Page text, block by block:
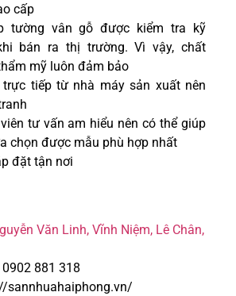
cấp
tường vân gỗ được kiểm tra kỹ
bán ra thị trường. Vì vậy, chất
mỹ luôn đảm bảo
trực tiếp từ nhà máy sản xuất nên
tư vấn am hiểu nên có thể giúp
chọn được mẫu phù hợp nhất
đặt tận nơi
Văn Linh, Vĩnh Niệm, Lê Chân,
0902 881 318
sannhuahaiphong.vn/